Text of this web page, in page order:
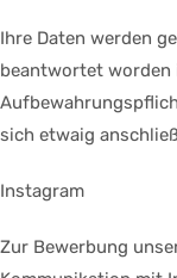
Ihre Daten werden
beantwortet worden
sich etwaig
Instagram
Zur Bewerbung